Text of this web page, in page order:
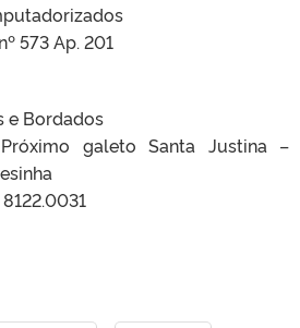
573 Ap. 201
e Bordados
galeto Santa Justina –
8122.0031